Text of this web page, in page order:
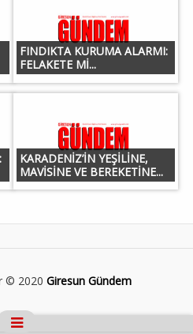
FINDIKTA KURUMA ALARMI:
FELAKETE Mİ...
KARADENİZ’İN YEŞİLİNE,
MAVİSİNE VE BEREKETİNE...
© 2020 Giresun Gündem